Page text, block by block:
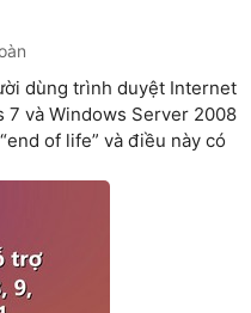
dùng trình duyệt Internet
7 và Windows Server 2008
of life” và điều này có